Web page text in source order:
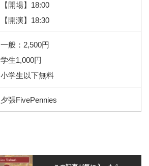
【開場】18:00
【開演】18:30
一般：2,500円
学生1,000円
小学生以下無料
夕張FivePennies